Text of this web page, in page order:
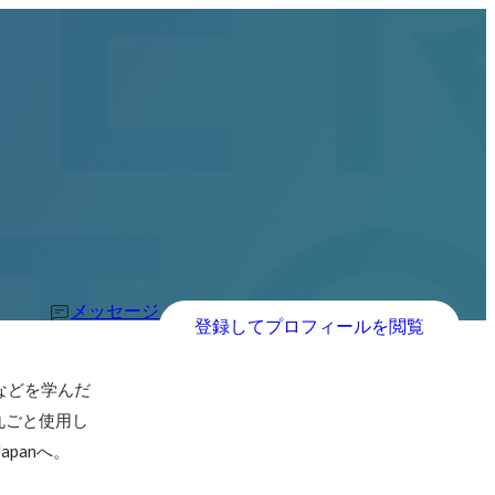
メッセージ
登録してプロフィールを閲覧
どを学んだ
と使用し
へ。